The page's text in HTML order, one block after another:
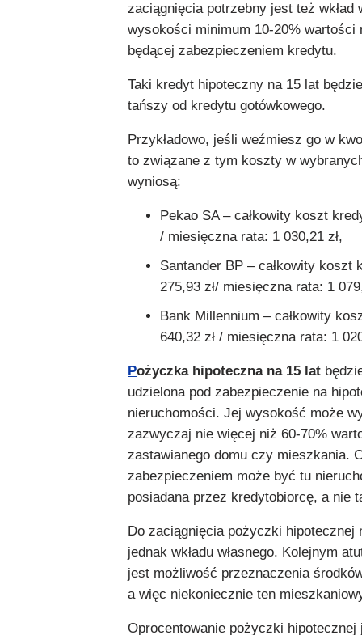
zaciągnięcia potrzebny jest też wkład
wysokości minimum 10-20% wartości
będącej zabezpieczeniem kredytu.
Taki kredyt hipoteczny na 15 lat
tańszy od kredytu gotówkowego.
Przykładowo, jeśli weźmiesz go w
to związane z tym koszty w
wyniosą:
Pekao SA – całkowity koszt
/ miesięczna rata: 1 030,21 zł,
Santander BP – całkowity koszt
275,93 zł/ miesięczna rata: 1
Bank Millennium – całkowity
640,32 zł / miesięczna rata: 1
Pożyczka hipotecznana 15 lat
udzielona pod zabezpieczenie na
nieruchomości. Jej wysokość może
zazwyczaj nie więcej niż 60-70%
zastawianego domu czy mieszkania.
zabezpieczeniem może być tu
posiadana przez kredytobiorcę, a nie
Do zaciągnięcia pożyczki hipotecznej
jednak wkładu własnego. Kolejnym
jest możliwość przeznaczenia
a więc niekoniecznie ten
Oprocentowanie pożyczki hipotecznej